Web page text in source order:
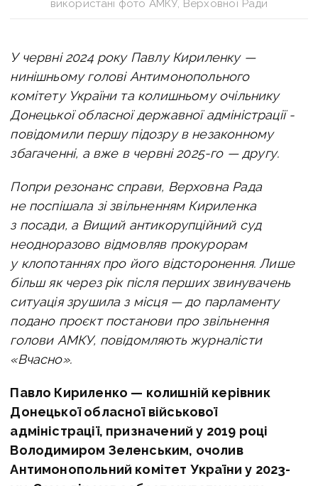
використані фото АМКУ, Верховної Ради
У червні 2024 року Павлу Кириленку —
нинішньому голові Антимонопольного
комітету України та колишньому очільнику
Донецької обласної державної адміністрації -
повідомили першу підозру в незаконному
збагаченні, а вже в червні 2025-го — другу.
Попри резонанс справи, Верховна Рада
не поспішала зі звільненням Кириленка
з посади, а Вищий антикорупційний суд
неодноразово відмовляв прокурорам
у клопотаннях про його відсторонення. Лише
більш як через рік після перших звинувачень
ситуація зрушила з місця — до парламенту
подано проєкт постанови про звільнення
голови АМКУ, повідомляють журналісти
«Вчасно».
Павло Кириленко — колишній керівник
Донецької обласної військової
адміністрації, призначений у 2019 році
Володимиром Зеленським, очолив
Антимонопольний комітет України у 2023-